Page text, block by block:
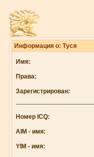
Информация о: Туся
Имя:
Права:
Зарегистрирован:
Номер ICQ:
AIM - имя:
YIM - имя: